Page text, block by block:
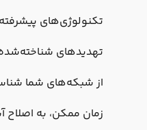
تکنولوژی‌های
تهدیدهای شناخته‌شده
از شبکه‌های شما
زمان ممکن، به اصلاح